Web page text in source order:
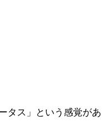
タス」という感覚があ